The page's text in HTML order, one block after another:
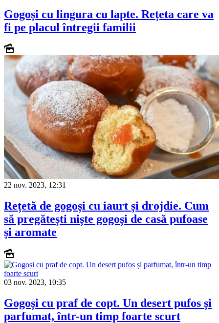
Gogoși cu lingura cu lapte. Rețeta care va
fi pe placul întregii familii
22 nov. 2023, 12:31
Rețetă de gogoși cu iaurt și drojdie. Cum
să pregătești niște gogoși de casă pufoase
și aromate
03 nov. 2023, 10:35
Gogoși cu praf de copt. Un desert pufos și
parfumat, într-un timp foarte scurt